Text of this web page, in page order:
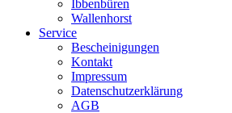
Ibbenbüren
Wallenhorst
Service
Bescheinigungen
Kontakt
Impressum
Datenschutzerklärung
AGB